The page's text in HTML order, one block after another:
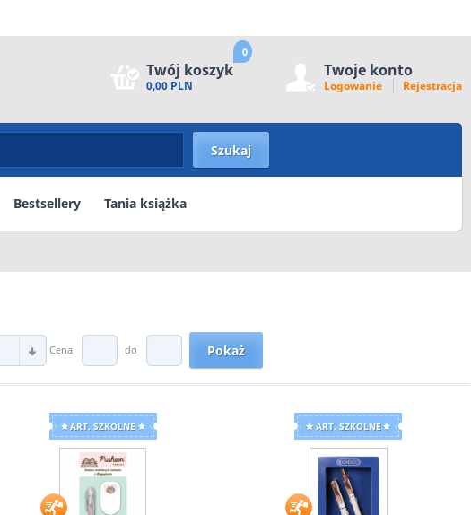
0
Twój koszyk
0,00 PLN
Twoje konto
Logowanie Rejestracja
Bestsellery Tania książka
Cena do
ART. SZKOLNE ART. SZKOLNE